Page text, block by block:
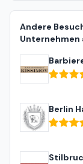
Andere
Unternehmen
Berlin